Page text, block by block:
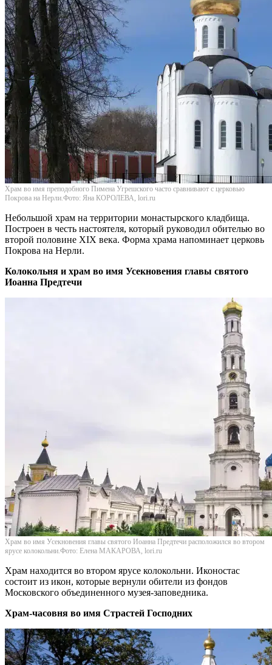
Храм во имя преподобного Пимена Угрешского часто сравнивают с церковью
Покрова на Нерли.Фото: Яна КОРОЛЕВА, lori.ru
Небольшой храм на территории монастырского кладбища.
Построен в честь настоятеля, который руководил обителью во
второй половине XIX века. Форма храма напоминает церковь
Покрова на Нерли.
Колокольня и храм во имя Усекновения главы святого
Иоанна Предтечи
Храм во имя Усекновения главы святого Иоанна Предтечи расположился во втором
ярусе колокольни.Фото: Елена МАКАРОВА, lori.ru
Храм находится во втором ярусе колокольни. Иконостас
состоит из икон, которые вернули обители из фондов
Московского объединенного музея-заповедника.
Храм-часовня во имя Страстей Господних